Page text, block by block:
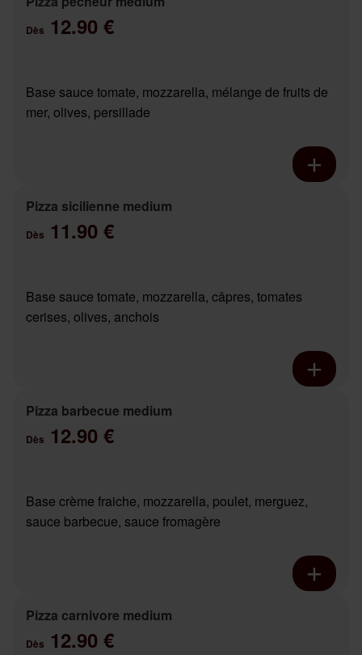
Dès 12.90 €
Base sauce tomate, mozzarella, mélange de fruits de
mer, olives, persillade
Pizza sicilienne medium
Dès 11.90 €
Base sauce tomate, mozzarella, câpres, tomates
cerises, olives, anchois
Pizza barbecue medium
Dès 12.90 €
Base crème fraiche, mozzarella, poulet, merguez,
sauce barbecue, sauce fromagère
Pizza carnivore medium
Dès 12.90 €